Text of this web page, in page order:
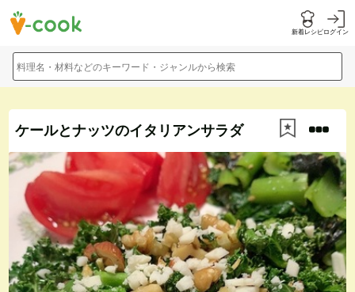
新着レシピログイン
料理名・材料などのキーワード・ジャンルから検索
ケールとナッツのイタリアンサラダ